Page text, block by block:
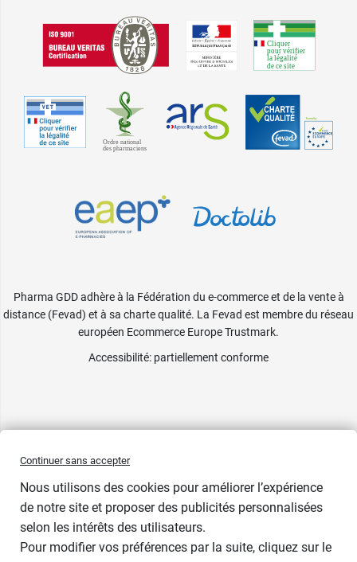
Pharma GDD adhère à la Fédération du e-commerce et de la vente à
distance (Fevad) et à sa charte qualité. La Fevad est membre du réseau
européen Ecommerce Europe Trustmark.
Accessibilité: partiellement conforme
Continuer sans accepter
Nous utilisons des cookies pour améliorer l’expérience
de notre site et proposer des publicités personnalisées
selon les intérêts des utilisateurs.
Pour modifier vos préférences par la suite, cliquez sur le